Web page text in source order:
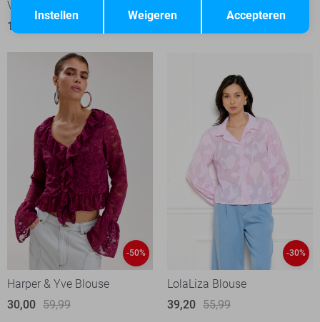
Vero Moda Blouse
17,50
-50%
Harper & Yve Blouse
30,00 59,99
-30%
LolaLiza Blouse
39,20 55,99
Accepteren
Weigeren
Instellen